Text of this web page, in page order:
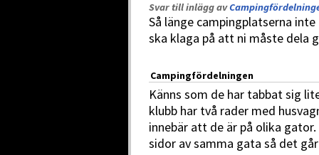
Svar till inlägg av
Så länge campingplatserna
ska klaga på att ni måste dela
Campingfördelningen
Känns som de har tabbat sig
klubb har två rader med
innebär att de är på olika
sidor av samma gata så det